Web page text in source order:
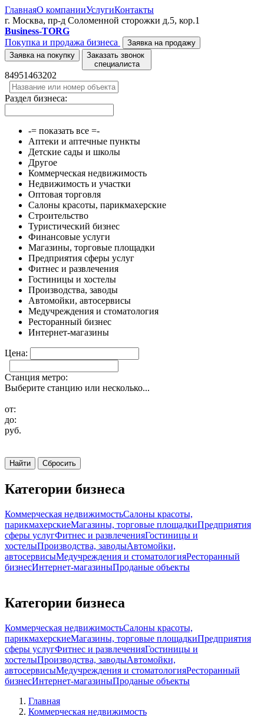
ГлавнаяО компанииУслугиКонтакты
г. Москва, пр-д Соломенной сторожки д.5, кор.1
Business-TORG
Покупка и продажа бизнеса
Заявка на продажу
Заявка на покупку
Заказать звонок
специалиста
84951463202
Раздел бизнеса:
-= показать все =-
Аптеки и аптечные пункты
Детские сады и школы
Другое
Коммерческая недвижимость
Недвижимость и участки
Оптовая торговля
Салоны красоты, парикмахерские
Строительство
Туристический бизнес
Финансовые услуги
Магазины, торговые площадки
Предприятия сферы услуг
Фитнес и развлечения
Гостиницы и хостелы
Производства, заводы
Автомойки, автосервисы
Медучреждения и стоматология
Ресторанный бизнес
Интернет-магазины
Цена:
Станция метро:
Выберите станцию или несколько...
от:
до:
руб.
Найти Сбросить
Категории бизнеса
Коммерческая недвижимостьСалоны красоты,
парикмахерскиеМагазины, торговые площадкиПредприятия
сферы услугФитнес и развлеченияГостиницы и
хостелыПроизводства, заводыАвтомойки,
автосервисыМедучреждения и стоматологияРесторанный
бизнесИнтернет-магазиныПроданые объекты
Категории бизнеса
Коммерческая недвижимостьСалоны красоты,
парикмахерскиеМагазины, торговые площадкиПредприятия
сферы услугФитнес и развлеченияГостиницы и
хостелыПроизводства, заводыАвтомойки,
автосервисыМедучреждения и стоматологияРесторанный
бизнесИнтернет-магазиныПроданые объекты
Главная
Коммерческая недвижимость